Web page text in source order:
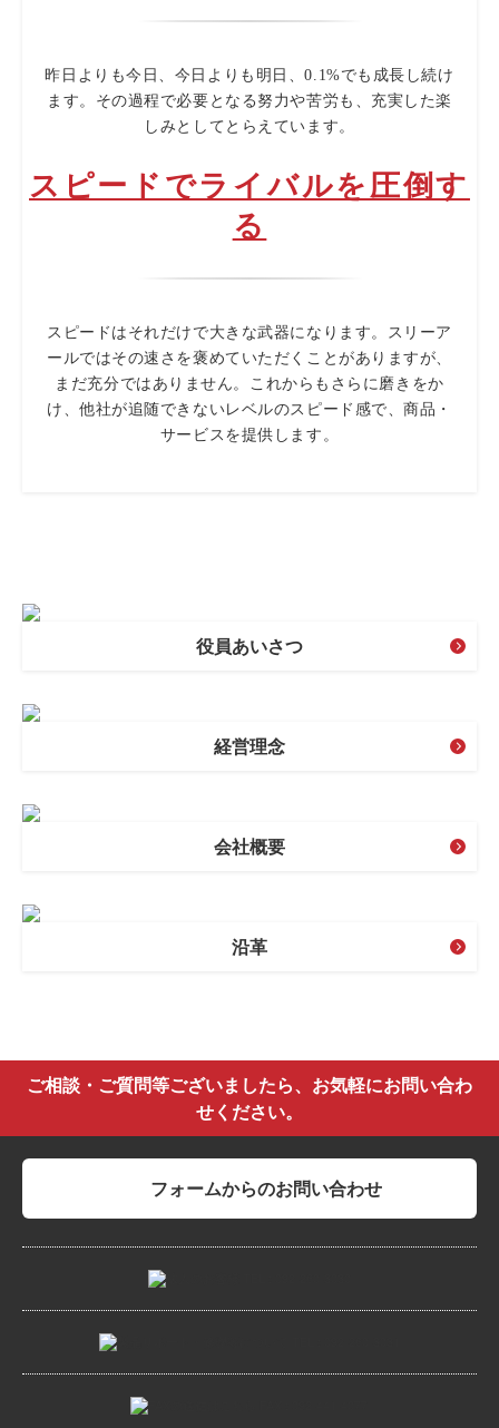
昨日よりも今日、今日よりも明日、0.1%でも成長し続け
ます。その過程で必要となる努力や苦労も、充実した楽
しみとしてとらえています。
スピードでライバルを圧倒す
る
スピードはそれだけで大きな武器になります。スリーア
ールではその速さを褒めていただくことがありますが、
まだ充分ではありません。これからもさらに磨きをか
け、他社が追随できないレベルのスピード感で、商品・
サービスを提供します。
役員あいさつ
経営理念
会社概要
沿革
ご相談・ご質問等ございましたら、お気軽にお問い合わ
せください。
フォームからのお問い合わせ